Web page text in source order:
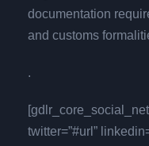
documentation
and customs
.
twitter=”#url”